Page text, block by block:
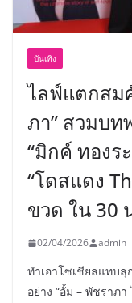
บันเทิง
ไลฟ์แตกสม
ภา” สวมบท
“มิกค์ ทองร
“โดสแดง
ขวด ใน 30
02/04/2026 admin
ทำเอาโซเชียลแทบลุ
อย่าง “อั้ม – พัชราภ